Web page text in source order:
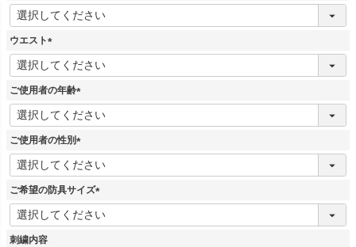
(
必
須
ウエスト
(
必
須
ご使用者の年齢
(
必
須
ご使用者の性別
(
必
須
ご希望の防具サイズ
(
必
刺繍内容